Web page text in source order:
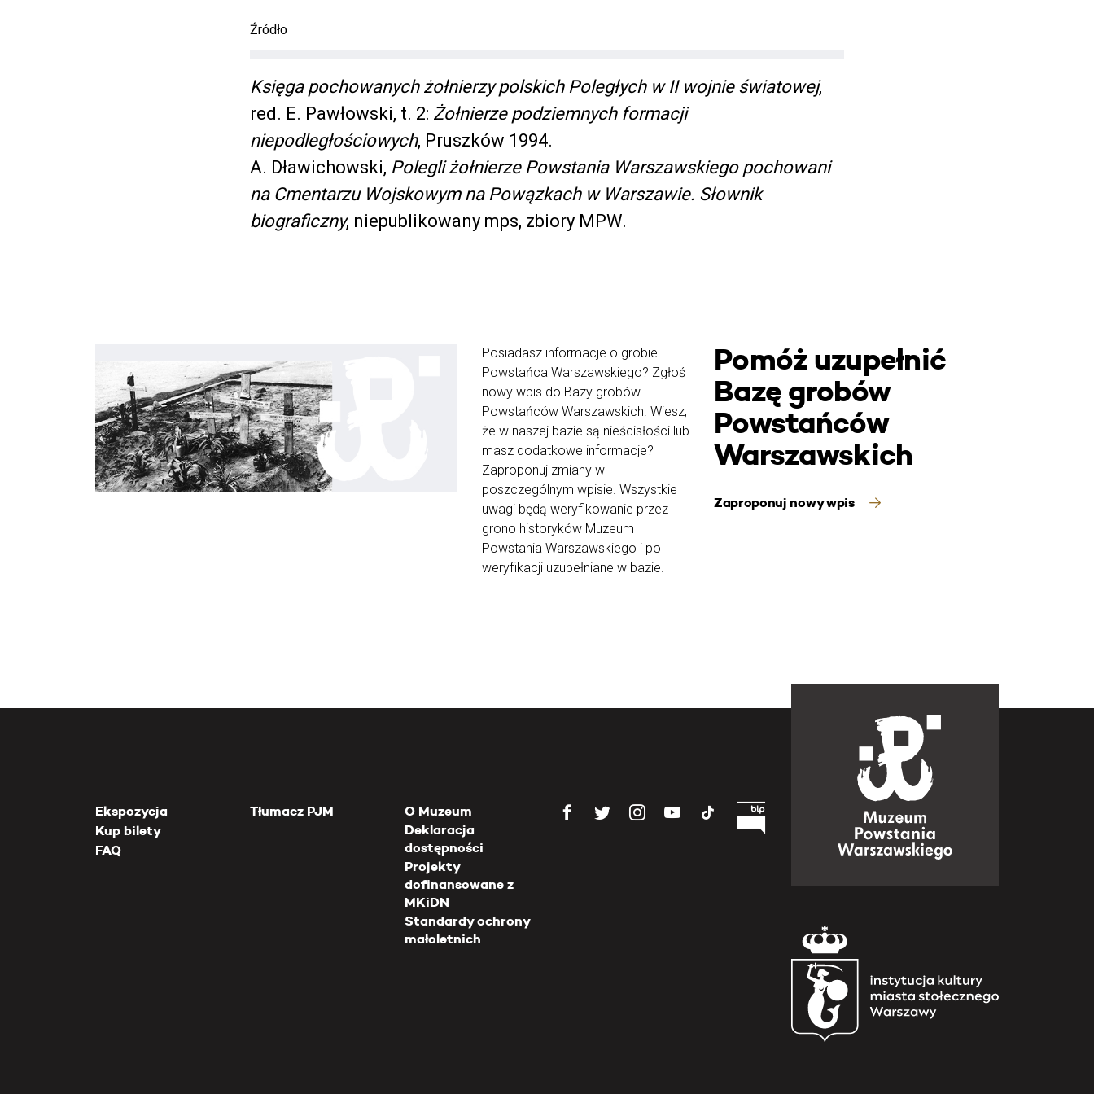
Źródło
Księga pochowanych żołnierzy polskich Poległych w II wojnie światowej,
red. E. Pawłowski, t. 2: Żołnierze podziemnych formacji
niepodległościowych, Pruszków 1994.
A. Dławichowski, Polegli żołnierze Powstania Warszawskiego pochowani
na Cmentarzu Wojskowym na Powązkach w Warszawie. Słownik
biograficzny, niepublikowany mps, zbiory MPW.
Posiadasz informacje o grobie
Powstańca Warszawskiego? Zgłoś
nowy wpis do Bazy grobów
Powstańców Warszawskich. Wiesz,
że w naszej bazie są nieścisłości lub
masz dodatkowe informacje?
Zaproponuj zmiany w
poszczególnym wpisie. Wszystkie
uwagi będą weryfikowanie przez
grono historyków Muzeum
Powstania Warszawskiego i po
weryfikacji uzupełniane w bazie.
Pomóż uzupełnić
Bazę grobów
Powstańców
Warszawskich
Zaproponuj nowy wpis
Ekspozycja
Kup bilety
FAQ
Tłumacz PJM
O Muzeum
Deklaracja
dostępności
Projekty
dofinansowane z
MKiDN
Standardy ochrony
małoletnich